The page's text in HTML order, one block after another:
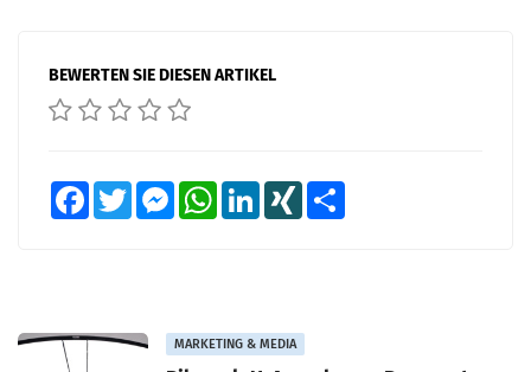
BEWERTEN SIE DIESEN ARTIKEL
FacebookTwitter MessengerWhatsAppLinkedInXING
MARKETING & MEDIA